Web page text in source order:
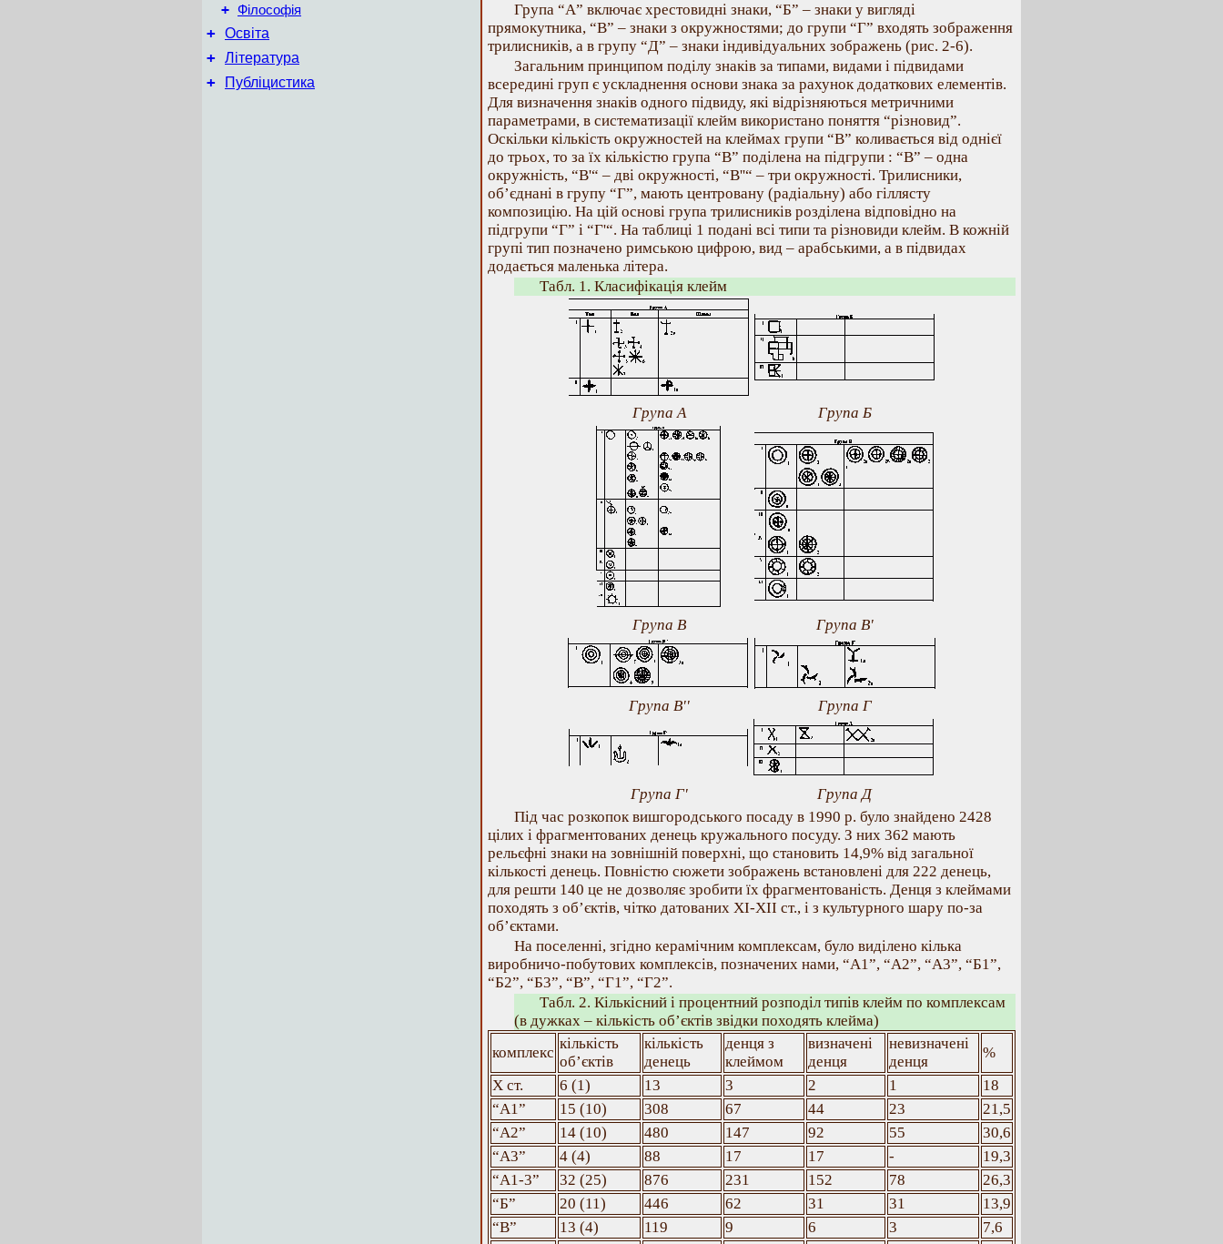
+ Філософія
+ Освіта
+ Література
+ Публіцистика
Група “А” включає хрестовидні знаки, “Б” – знаки у вигляді
прямокутника, “В” – знаки з окружностями; до групи “Г” входять зображення
трилисників, а в групу “Д” – знаки індивідуальних зображень (рис. 2-6).
Загальним принципом поділу знаків за типами, видами і підвидами
всередині груп є ускладнення основи знака за рахунок додаткових елементів.
Для визначення знаків одного підвиду, які відрізняються метричними
параметрами, в систематизації клейм використано поняття “різновид”.
Оскільки кількість окружностей на клеймах групи “В” коливається від однієї
до трьох, то за їх кількістю група “В” поділена на підгрупи : “В” – одна
окружність, “В'“ – дві окружності, “В''“ – три окружності. Трилисники,
об’єднані в групу “Г”, мають центровану (радіальну) або гіллясту
композицію. На цій основі група трилисників розділена відповідно на
підгрупи “Г” і “Г'“. На таблиці 1 подані всі типи та різновиди клейм. В кожній
групі тип позначено римською цифрою, вид – арабськими, а в підвидах
додається маленька літера.
Табл. 1. Класифікація клейм
Група А Група Б
Група В Група В'
Група В'' Група Г
Група Г'
Група Д
Під час розкопок вишгородського посаду в 1990 р. було знайдено 2428
цілих і фрагментованих денець кружального посуду. З них 362 мають
рельєфні знаки на зовнішній поверхні, що становить 14,9% від загальної
кількості денець. Повністю сюжети зображень встановлені для 222 денець,
для решти 140 це не дозволяє зробити їх фрагментованість. Денця з клеймами
походять з об’єктів, чітко датованих ХІ-XII ст., і з культурного шару по-за
об’єктами.
На поселенні, згідно керамічним комплексам, було виділено кілька
виробничо-побутових комплексів, позначених нами, “А1”, “А2”, “А3”, “Б1”,
“Б2”, “Б3”, “В”, “Г1”, “Г2”.
Табл. 2. Кількісний і процентний розподіл типів клейм по комплексам
(в дужках – кількість об’єктів звідки походять клейма)
комплекс
кількість
об’єктів
кількість
денець
денця з
клеймом
визначені
денця
невизначені
денця
%
X ст.
6 (1) 13 3 2 1
18
“А1”
15 (10) 308 67 44 23
21,5
“А2”
14 (10) 480 147 92 55
30,6
“А3”
4 (4) 88 17 17 -
19,3
“А1-3”
32 (25) 876 231 152 78
26,3
“Б”
20 (11) 446 62 31 31
13,9
“В”
13 (4) 119 9 6 3
7,6